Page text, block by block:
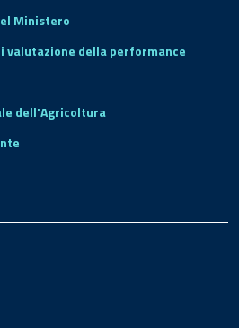
Ministero
valutazione della performance
dell'Agricoltura